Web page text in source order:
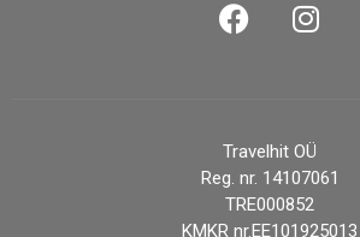
Travelhit OÜ
Reg. nr. 14107061
TRE000852
KMKR nr.EE101925013